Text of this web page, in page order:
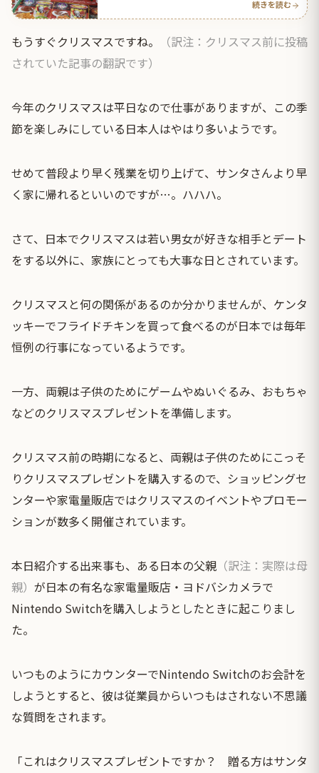
続きを読む
もうすぐクリスマスですね。
（訳注：クリスマス前に投稿
されていた記事の翻訳です）
今年のクリスマスは平日なので仕事がありますが、この季
節を楽しみにしている日本人はやはり多いようです。
せめて普段より早く残業を切り上げて、サンタさんより早
く家に帰れるといいのですが…。ハハハ。
さて、日本でクリスマスは若い男女が好きな相手とデート
をする以外に、家族にとっても大事な日とされています。
クリスマスと何の関係があるのか分かりませんが、ケンタ
ッキーでフライドチキンを買って食べるのが日本では毎年
恒例の行事になっているようです。
一方、両親は子供のためにゲームやぬいぐるみ、おもちゃ
などのクリスマスプレゼントを準備します。
クリスマス前の時期になると、両親は子供のためにこっそ
りクリスマスプレゼントを購入するので、ショッピングセ
ンターや家電量販店ではクリスマスのイベントやプロモー
ションが数多く開催されています。
本日紹介する出来事も、ある日本の父親 （訳注：実際は母
親） が日本の有名な家電量販店・ヨドバシカメラで
Nintendo Switchを購入しようとしたときに起こりまし
た。
いつものようにカウンターでNintendo Switchのお会計を
しようとすると、彼は従業員からいつもはされない不思議
な質問をされます。
「これはクリスマスプレゼントですか？ 贈る方はサンタ